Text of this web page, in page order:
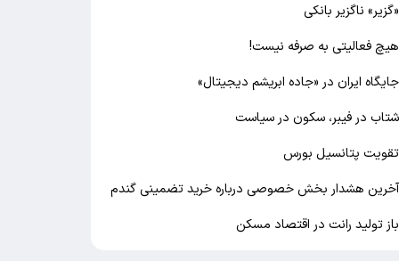
«گزیر» ناگزیر بانکی
هیچ فعالیتی به صرفه نیست!
جایگاه ایران در «جاده ابریشم دیجیتال»
شتاب در فیبر، سکون در سیاست
تقویت پتانسیل بورس
آخرین هشدار بخش خصوصی درباره خرید تضمینی گندم
باز تولید رانت در اقتصاد مسکن